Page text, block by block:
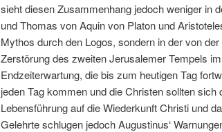
sieht diesen Zusammenhang jedoch weniger in
und Thomas von Aquin von Platon und
Mythos durch den Logos, sondern in der von
Zerstörung des zweiten Jerusalemer Tempels
Endzeiterwartung, die bis zum heutigen Tag
jeden Tag kommen und die Christen sollten
Lebensführung auf die Wiederkunft Christi und
Gelehrte schlugen jedoch Augustinus‘